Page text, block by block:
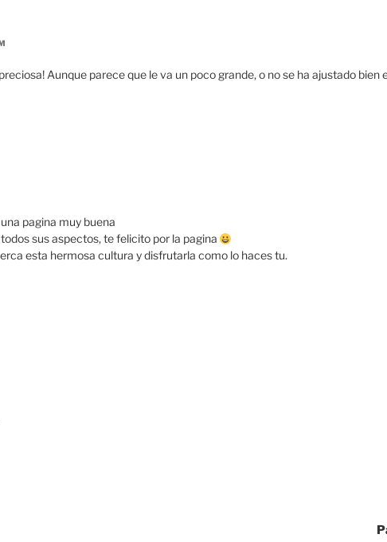
Aunque parece que le va un poco grande, o no se ha ajustado bien
pagina muy buena
sus aspectos, te felicito por la pagina
esta hermosa cultura y disfrutarla como lo haces tu.